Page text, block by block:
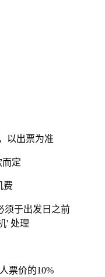
以出票为准
而定
费
须于出发日之前
' 处理
票价的10%